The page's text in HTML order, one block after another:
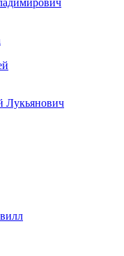
Лукьянович